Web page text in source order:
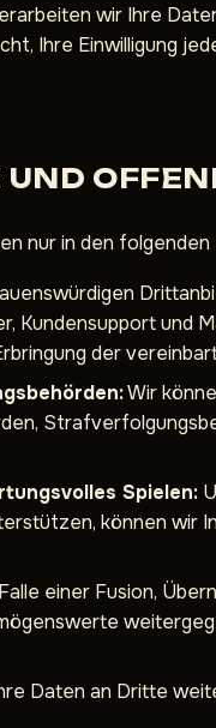
wir Ihre
Ihre Einwilligung
nur in den
Kundensupport und
der
Wir
Spielen:
können wir
einer Fusion,
Daten an Dritte